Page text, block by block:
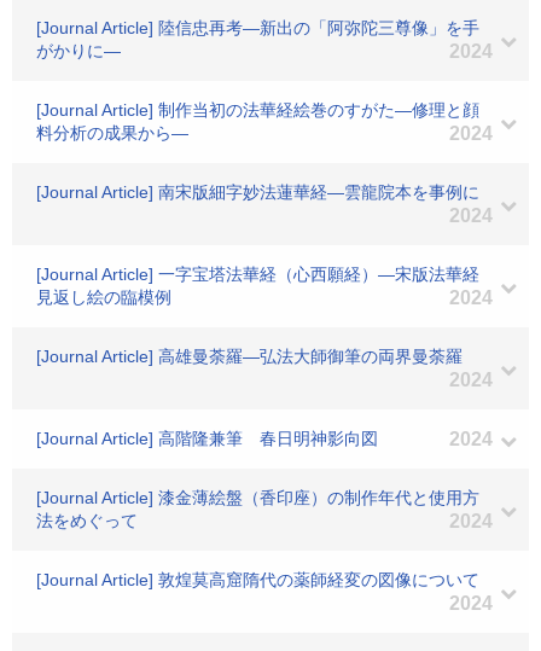
[Journal Article] 陸信忠再考―新出の「阿弥陀三尊像」を手
がかりに―
2024
[Journal Article] 制作当初の法華経絵巻のすがた―修理と顔
料分析の成果から―
2024
[Journal Article] 南宋版細字妙法蓮華経―雲龍院本を事例に
2024
[Journal Article] 一字宝塔法華経（心西願経）―宋版法華経
見返し絵の臨模例
2024
[Journal Article] 高雄曼荼羅―弘法大師御筆の両界曼荼羅
2024
[Journal Article] 高階隆兼筆 春日明神影向図 2024
[Journal Article] 漆金薄絵盤（香印座）の制作年代と使用方
法をめぐって
2024
[Journal Article] 敦煌莫高窟隋代の薬師経変の図像について
2024